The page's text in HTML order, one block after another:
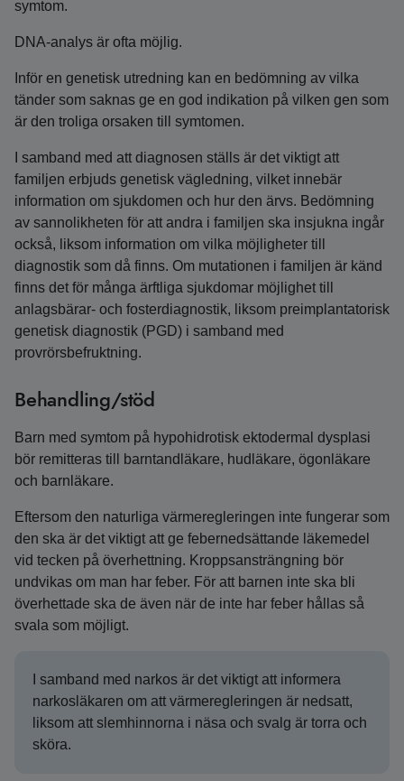
symtom.
DNA-analys är ofta möjlig.
Inför en genetisk utredning kan en bedömning av vilka
tänder som saknas ge en god indikation på vilken gen som
är den troliga orsaken till symtomen.
I samband med att diagnosen ställs är det viktigt att
familjen erbjuds genetisk vägledning, vilket innebär
information om sjukdomen och hur den ärvs. Bedömning
av sannolikheten för att andra i familjen ska insjukna ingår
också, liksom information om vilka möjligheter till
diagnostik som då finns. Om mutationen i familjen är känd
finns det för många ärftliga sjukdomar möjlighet till
anlagsbärar- och fosterdiagnostik, liksom preimplantatorisk
genetisk diagnostik (PGD) i samband med
provrörsbefruktning.
Behandling/stöd
Barn med symtom på hypohidrotisk ektodermal dysplasi
bör remitteras till barntandläkare, hudläkare, ögonläkare
och barnläkare.
Eftersom den naturliga värmeregleringen inte fungerar som
den ska är det viktigt att ge febernedsättande läkemedel
vid tecken på överhettning. Kroppsansträngning bör
undvikas om man har feber. För att barnen inte ska bli
överhettade ska de även när de inte har feber hållas så
svala som möjligt.
I samband med narkos är det viktigt att informera
narkosläkaren om att värmeregleringen är nedsatt,
liksom att slemhinnorna i näsa och svalg är torra och
sköra.